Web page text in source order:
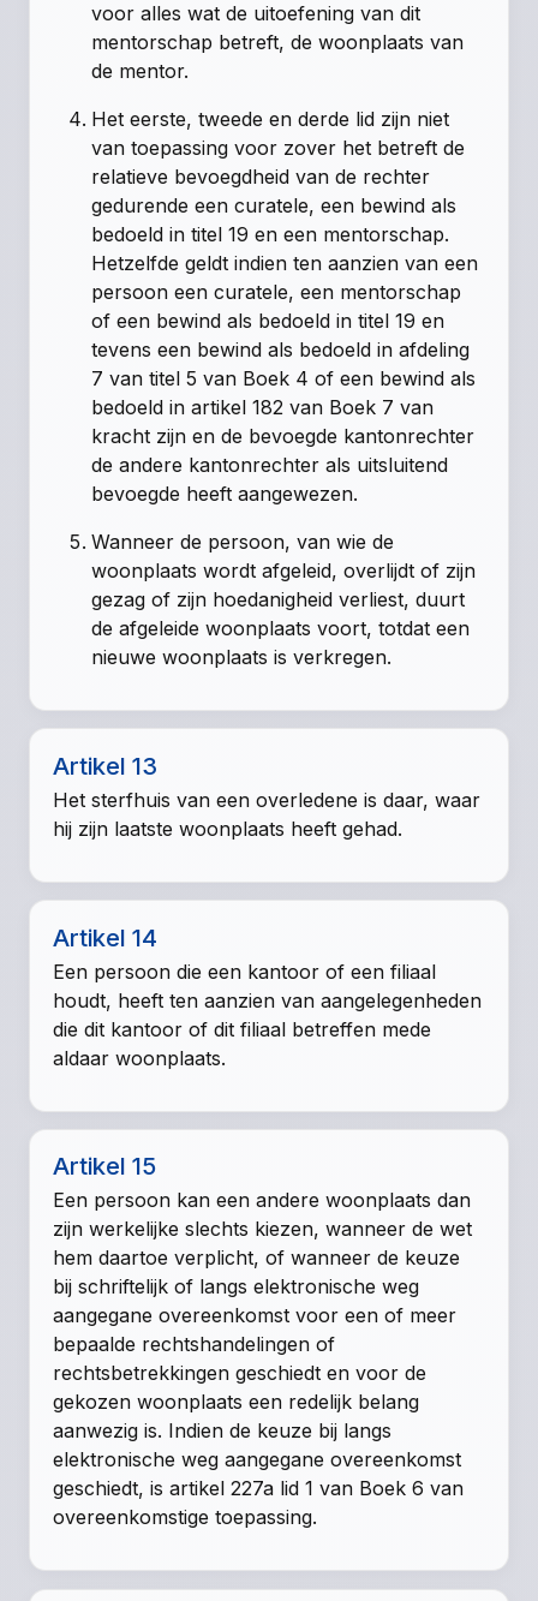
voor alles wat de uitoefening van dit
mentorschap betreft, de woonplaats van
de mentor.
Het eerste, tweede en derde lid zijn niet
van toepassing voor zover het betreft de
relatieve bevoegdheid van de rechter
gedurende een curatele, een bewind als
bedoeld intitel 19 en een mentorschap.
Hetzelfde geldt indien ten aanzien van een
persoon een curatele, een mentorschap
of een bewind als bedoeld intitel 19 en
tevens een bewind als bedoeld inafdeling
7 van titel 5 van Boek 4 of een bewind als
bedoeld inartikel 182 van Boek 7 van
kracht zijn en de bevoegde kantonrechter
de andere kantonrechter als uitsluitend
bevoegde heeft aangewezen.
Wanneer de persoon, van wie de
woonplaats wordt afgeleid, overlijdt of zijn
gezag of zijn hoedanigheid verliest, duurt
de afgeleide woonplaats voort, totdat een
nieuwe woonplaats is verkregen.
Artikel 13
Het sterfhuis van een overledene is daar, waar
hij zijn laatste woonplaats heeft gehad.
Artikel 14
Een persoon die een kantoor of een filiaal
houdt, heeft ten aanzien van aangelegenheden
die dit kantoor of dit filiaal betreffen mede
aldaar woonplaats.
Artikel 15
Een persoon kan een andere woonplaats dan
zijn werkelijke slechts kiezen, wanneer de wet
hem daartoe verplicht, of wanneer de keuze
bij schriftelijk of langs elektronische weg
aangegane overeenkomst voor een of meer
bepaalde rechtshandelingen of
rechtsbetrekkingen geschiedt en voor de
gekozen woonplaats een redelijk belang
aanwezig is. Indien de keuze bij langs
elektronische weg aangegane overeenkomst
geschiedt, isartikel 227a lid 1 van Boek 6 van
overeenkomstige toepassing.